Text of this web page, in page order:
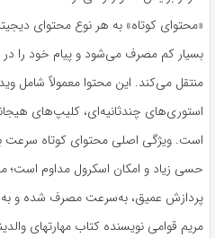
«محتوای کوتاه» به هر نوع محتوای
بسیار کم مصرف می‌شود و پیام خود را در
منتقل می‌کند. این محتوا معمولاً شامل
استوری‌های چندثانیه‌ای، کلیپ‌های
است. ویژگی اصلی محتوای کوتاه سرعت
حسی زیاد و امکان اسکرول مداوم است؛
پردازش عمیق، به‌سرعت مصرف شده و
مریم قوامی نویسنده کتاب مهارتهای